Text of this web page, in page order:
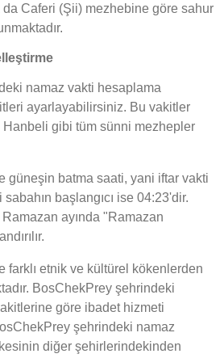
da Caferi (Şii) mezhebine göre sahur
namaz vakti hesaplama
ayarlayabilirsiniz. Bu vakitler
gibi tüm sünni mezhepler
güneşin batma saati, yani iftar vakti
başlangıcı ise 04:23'dir.
ayında "Ramazan
farklı etnik ve kültürel kökenlerden
BosChekPrey şehrindeki
göre ibadet hizmeti
şehrindeki namaz
diğer şehirlerindekinden